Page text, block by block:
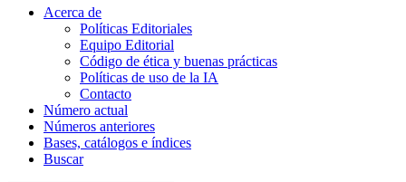
Acerca de
Políticas Editoriales
Equipo Editorial
Código de ética y buenas prácticas
Políticas de uso de la IA
Contacto
Número actual
Números anteriores
Bases, catálogos e índices
Buscar